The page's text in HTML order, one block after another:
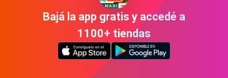
Bajá la app gratis y accedé a
1100+ tiendas